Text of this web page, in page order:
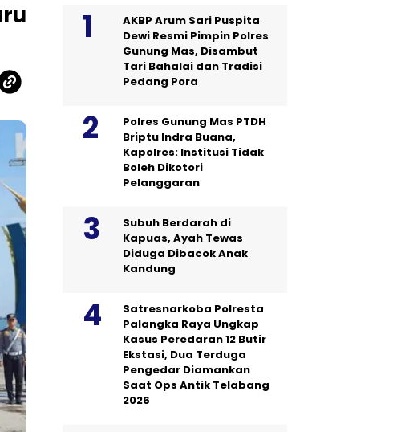
AKBP Arum Sari Puspita
Dewi Resmi Pimpin Polres
Gunung Mas, Disambut
Tari Bahalai dan Tradisi
Pedang Pora
Polres Gunung Mas PTDH
Briptu Indra Buana,
Kapolres: Institusi Tidak
Boleh Dikotori
Pelanggaran
Subuh Berdarah di
Kapuas, Ayah Tewas
Diduga Dibacok Anak
Kandung
Satresnarkoba Polresta
Palangka Raya Ungkap
Kasus Peredaran 12 Butir
Ekstasi, Dua Terduga
Pengedar Diamankan
Saat Ops Antik Telabang
2026